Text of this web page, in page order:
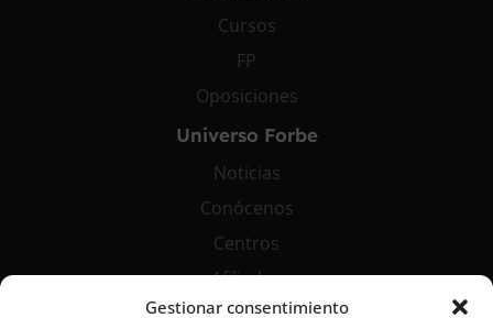
Gestionar consentimiento
Cursos
FP
Oposiciones
Universo Forbe
Noticias
Conócenos
Centros
Afiliados